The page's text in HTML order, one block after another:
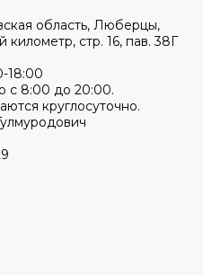
область, Люберцы,
стр. 16, пав. 38Г
18:00
с 8:00 до 20:00.
круглосуточно.